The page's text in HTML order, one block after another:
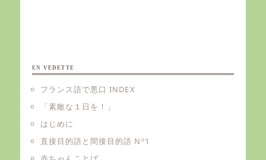
EN VEDETTE
フランス語で悪口 INDEX
「素敵な１日を！」
はじめに
直接目的語と間接目的語 Nº1